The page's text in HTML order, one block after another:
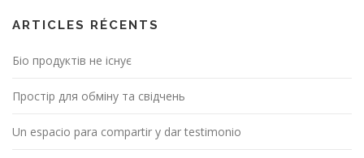
ARTICLES RÉCENTS
Біо продуктів не існує
Простір для обміну та свідчень
Un espacio para compartir y dar testimonio